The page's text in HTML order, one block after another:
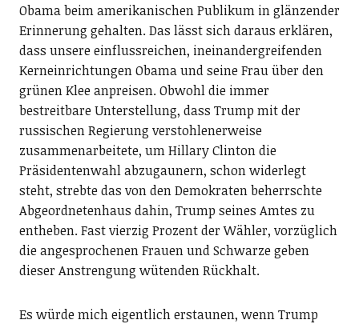
Obama beim amerikanischen Publikum in glänzender
Erinnerung gehalten. Das lässt sich daraus erklären,
dass unsere einflussreichen, ineinandergreifenden
Kerneinrichtungen Obama und seine Frau über den
grünen Klee anpreisen. Obwohl die immer
bestreitbare Unterstellung, dass Trump mit der
russischen Regierung verstohlenerweise
zusammenarbeitete, um Hillary Clinton die
Präsidentenwahl abzugaunern, schon widerlegt
steht, strebte das von den Demokraten beherrschte
Abgeordnetenhaus dahin, Trump seines Amtes zu
entheben. Fast vierzig Prozent der Wähler, vorzüglich
die angesprochenen Frauen und Schwarze geben
dieser Anstrengung wütenden Rückhalt.
Es würde mich eigentlich erstaunen, wenn Trump